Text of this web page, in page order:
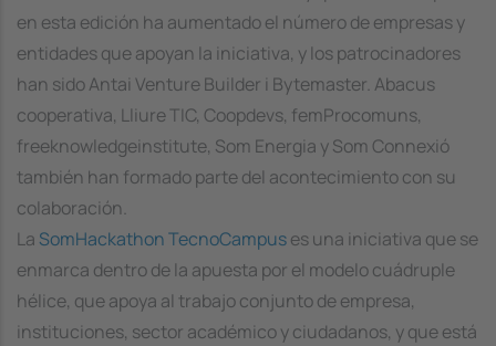
en esta edición ha aumentado el número de empresas y
entidades que apoyan la iniciativa, y los patrocinadores
han sido Antai Venture Builder i Bytemaster. Abacus
cooperativa, Lliure TIC, Coopdevs, femProcomuns,
freeknowledgeinstitute, Som Energia y Som Connexió
también han formado parte del acontecimiento con su
colaboración.
La SomHackathon TecnoCampuses una iniciativa que se
enmarca dentro de la apuesta por el modelo cuádruple
hélice, que apoya al trabajo conjunto de empresa,
instituciones, sector académico y ciudadanos, y que está